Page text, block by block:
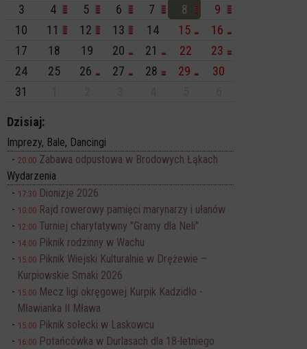
3
4 5 6 7 8
9
10
11 12 13 14 15
16
17
18 19 20 21 22
23
24
25 26 27 28 29
30
31
Dzisiaj:
Imprezy, Bale, Dancingi
20:00 Zabawa odpustowa w Brodowych Łąkach
Wydarzenia
17:30 Dionizje 2026
10:00 Rajd rowerowy pamięci marynarzy i ułanów
12:00 Turniej charytatywny "Gramy dla Neli"
14:00 Piknik rodzinny w Wachu
15:00 Piknik Wiejski Kulturalnie w Drężewie –
Kurpiowskie Smaki 2026
15:00 Mecz ligi okręgowej Kurpik Kadzidło -
Mławianka II Mława
15:00 Piknik sołecki w Laskowcu
16:00 Potańcówka w Durlasach dla 18-letniego